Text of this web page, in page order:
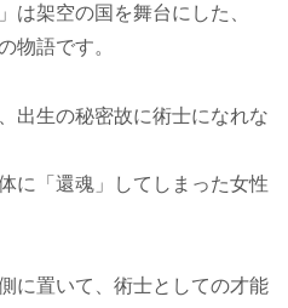
は架空の国を舞台にした、
物語です。
出生の秘密故に術士になれな
に「還魂」してしまった女性
に置いて、術士としての才能